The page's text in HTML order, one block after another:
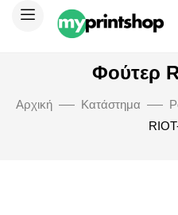
Φούτερ
Αρχική Κατάστημα